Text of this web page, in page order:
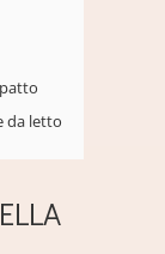
da letto